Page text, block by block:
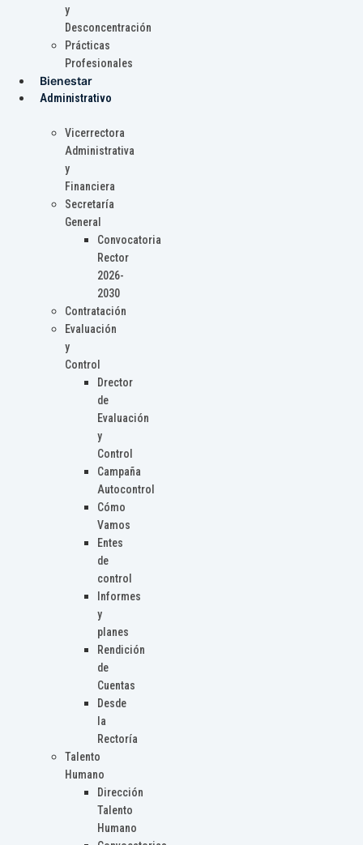
y
Desconcentración
Prácticas
Profesionales
Bienestar
Administrativo
Vicerrectora
Administrativa
y
Financiera
Secretaría
General
Convocatoria
Rector
2026-
2030
Contratación
Evaluación
y
Control
Drector
de
Evaluación
y
Control
Campaña
Autocontrol
Cómo
Vamos
Entes
de
control
Informes
y
planes
Rendición
de
Cuentas
Desde
la
Rectoría
Talento
Humano
Dirección
Talento
Humano